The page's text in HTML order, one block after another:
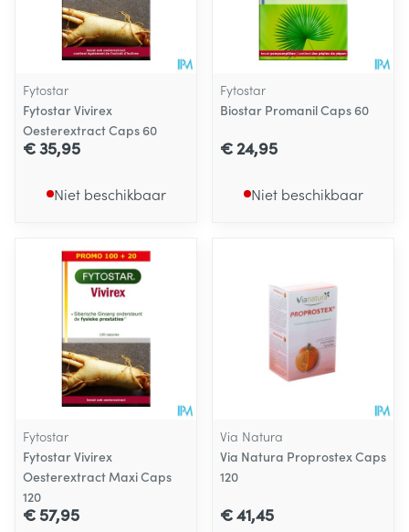
Fytostar
Fytostar Vivirex
Oesterextract Caps 60
€ 35,95
Niet beschikbaar
Fytostar
Biostar Promanil Caps 60
€ 24,95
Niet beschikbaar
Fytostar
Fytostar Vivirex
Oesterextract Maxi Caps
120
€ 57,95
Via Natura
Via Natura Proprostex Caps
120
€ 41,45